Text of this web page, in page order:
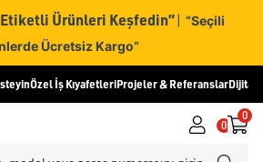
Ürünleri Keşfedin” | “Seçili
Ücretsiz Kargo”
Özel İş KıyafetleriProjeler & ReferanslarDijital
0
0